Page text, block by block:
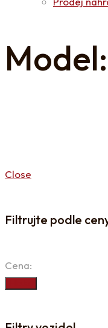
Close
Filtrujte podle
Cena: